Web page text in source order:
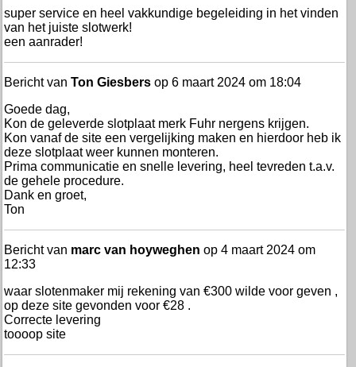
super service en heel vakkundige begeleiding in het vinden
van het juiste slotwerk!
een aanrader!
Bericht van Ton Giesbers op 6 maart 2024 om 18:04
Goede dag,
Kon de geleverde slotplaat merk Fuhr nergens krijgen.
Kon vanaf de site een vergelijking maken en hierdoor heb ik
deze slotplaat weer kunnen monteren.
Prima communicatie en snelle levering, heel tevreden t.a.v.
de gehele procedure.
Dank en groet,
Ton
Bericht van marc van hoyweghen op 4 maart 2024 om
12:33
waar slotenmaker mij rekening van €300 wilde voor geven ,
op deze site gevonden voor €28 .
Correcte levering
toooop site